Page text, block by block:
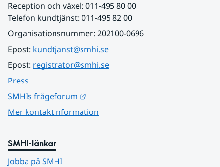
Reception och växel: 011-495 80 00
Telefon kundtjänst: 011-495 82 00
Organisationsnummer: 202100-0696
Epost: kundtjanst@smhi.se
Epost: registrator@smhi.se
Press
SMHIs frågeforum
Mer kontaktinformation
SMHI-länkar
Jobba på SMHI